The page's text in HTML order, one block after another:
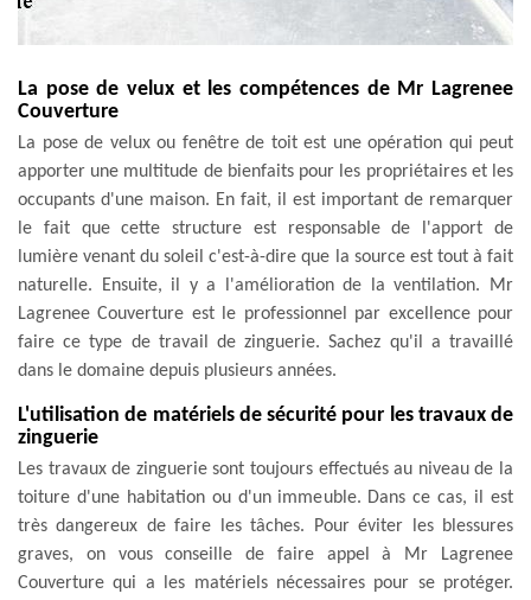
La pose de velux et les compétences de Mr Lagrenee
Couverture
La pose de velux ou fenêtre de toit est une opération qui peut
apporter une multitude de bienfaits pour les propriétaires et les
occupants d'une maison. En fait, il est important de remarquer
le fait que cette structure est responsable de l'apport de
lumière venant du soleil c'est-à-dire que la source est tout à fait
naturelle. Ensuite, il y a l'amélioration de la ventilation. Mr
Lagrenee Couverture est le professionnel par excellence pour
faire ce type de travail de zinguerie. Sachez qu'il a travaillé
dans le domaine depuis plusieurs années.
L'utilisation de matériels de sécurité pour les travaux de
zinguerie
Les travaux de zinguerie sont toujours effectués au niveau de la
toiture d'une habitation ou d'un immeuble. Dans ce cas, il est
très dangereux de faire les tâches. Pour éviter les blessures
graves, on vous conseille de faire appel à Mr Lagrenee
Couverture qui a les matériels nécessaires pour se protéger.